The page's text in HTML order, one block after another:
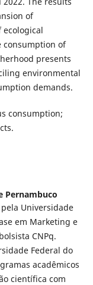
of
ecological
consumption of
presents
environmental
demands.
consumption;
Pernambuco
Universidade
em Marketing e
CNPq.
Federal do
acadêmicos
científica com